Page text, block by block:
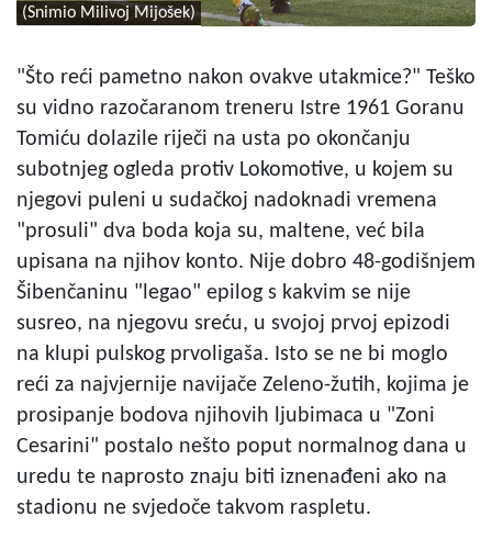
(Snimio Milivoj Mijošek)
"Što reći pametno nakon ovakve utakmice?" Teško
su vidno razočaranom treneru Istre 1961 Goranu
Tomiću dolazile riječi na usta po okončanju
subotnjeg ogleda protiv Lokomotive, u kojem su
njegovi puleni u sudačkoj nadoknadi vremena
"prosuli" dva boda koja su, maltene, već bila
upisana na njihov konto. Nije dobro 48-godišnjem
Šibenčaninu "legao" epilog s kakvim se nije
susreo, na njegovu sreću, u svojoj prvoj epizodi
na klupi pulskog prvoligaša. Isto se ne bi moglo
reći za najvjernije navijače Zeleno-žutih, kojima je
prosipanje bodova njihovih ljubimaca u "Zoni
Cesarini" postalo nešto poput normalnog dana u
uredu te naprosto znaju biti iznenađeni ako na
stadionu ne svjedoče takvom raspletu.